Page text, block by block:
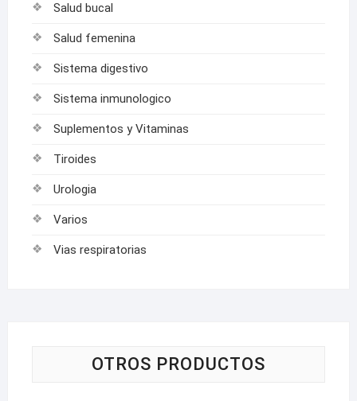
Salud bucal
Salud femenina
Sistema digestivo
Sistema inmunologico
Suplementos y Vitaminas
Tiroides
Urologia
Varios
Vias respiratorias
OTROS PRODUCTOS